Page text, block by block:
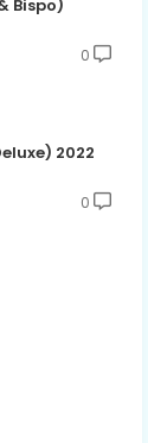
Bispo)
0
2022
0